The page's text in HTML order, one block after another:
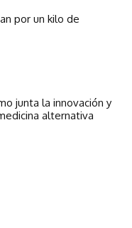
por un kilo de
junta la innovación y
alternativa